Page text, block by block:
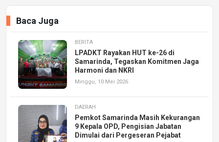
Baca Juga
BERITA
LPADKT Rayakan HUT ke-26 di
Samarinda, Tegaskan Komitmen Jaga
Harmoni dan NKRI
Minggu, 10 Mei 2026
DAERAH
Pemkot Samarinda Masih Kekurangan
9 Kepala OPD, Pengisian Jabatan
Dimulai dari Pergeseran Pejabat